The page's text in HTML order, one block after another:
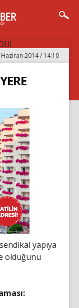
Haziran 2014 / 14:10
yapıya
olduğunu